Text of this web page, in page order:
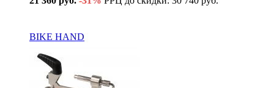
BIKE HAND